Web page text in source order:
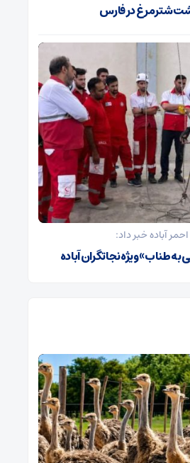
شترمرغ در فارس
آباده خبر داد:
طناب» ویژه نجاتگران آباده